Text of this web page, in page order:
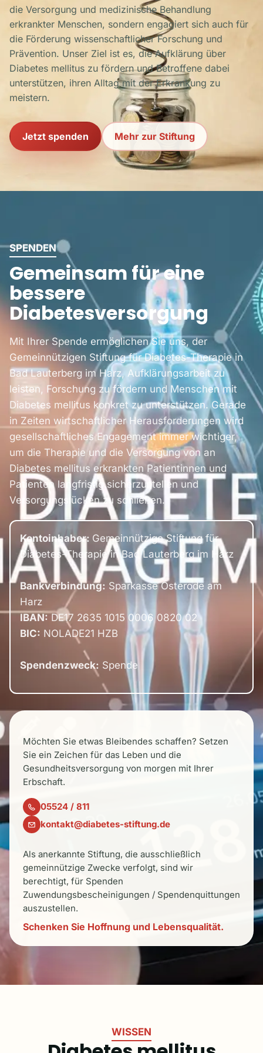
die Versorgung und medizinische Behandlung
erkrankter Menschen, sondern engagiert sich auch für
die Förderung wissenschaftlicher Forschung und
Prävention. Unser Ziel ist es, die Aufklärung über
Diabetes mellitus zu fördern und Betroffene dabei
unterstützen, ihren Alltag mit der Erkrankung zu
meistern.
Jetzt spenden Mehr zur Stiftung
SPENDEN
Gemeinsam für eine
bessere
Diabetesversorgung
Mit Ihrer Spende ermöglichen Sie uns, der
Gemeinnützigen Stiftung für Diabetes-Therapie in
Bad Lauterberg im Harz, Aufklärungsarbeit zu
leisten, Forschung zu fördern und Menschen mit
Diabetes mellitus konkret zu unterstützen. Gerade
in Zeiten wirtschaftlicher Herausforderungen wird
gesellschaftliches Engagement immer wichtiger,
um die Therapie und die Versorgung von an
Diabetes mellitus erkrankten Patientinnen und
Patienten langfristig sicherzustellen und
Versorgungslücken zu schließen.
Kontoinhaber: Gemeinnützige Stiftung für
Diabetes-Therapie in Bad Lauterberg im Harz
Bankverbindung: Sparkasse Osterode am
Harz
IBAN: DE17 2635 1015 0006 0820 02
BIC: NOLADE21 HZB
Spendenzweck: Spende
Möchten Sie etwas Bleibendes schaffen? Setzen
Sie ein Zeichen für das Leben und die
Gesundheitsversorgung von morgen mit Ihrer
Erbschaft.
05524 / 811
kontakt@diabetes-stiftung.de
Als anerkannte Stiftung, die ausschließlich
gemeinnützige Zwecke verfolgt, sind wir
berechtigt, für Spenden
Zuwendungsbescheinigungen / Spendenquittungen
auszustellen.
Schenken Sie Hoffnung und Lebensqualität.
WISSEN